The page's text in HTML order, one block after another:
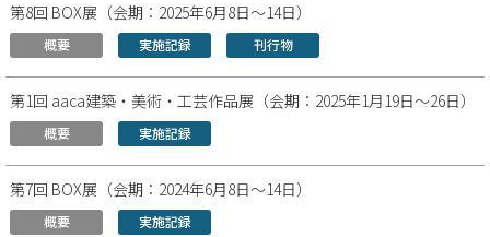
第8回 BOX展（会期：2025年6月8日～14日）
概要 実施記録 刊行物
第1回 aaca建築・美術・工芸作品展（会期：2025年1月19日～26日）
概要 実施記録
第7回 BOX展（会期：2024年6月8日～14日）
概要 実施記録